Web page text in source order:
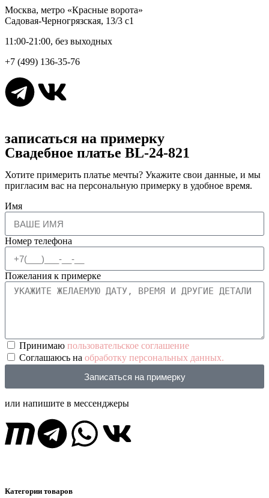
Москва, метро «Красные ворота»
Садовая-Черногрязская, 13/3 с1
11:00-21:00, без выходных
+7 (499) 136-35-76
записаться на примерку
Свадебное платье BL-24-821
Хотите примерить платье мечты? Укажите свои данные, и мы
пригласим вас на персональную примерку в удобное время.
Имя
Номер телефона
Пожелания к примерке
Принимаю пользовательское соглашение
Соглашаюсь на обработку персональных данных.
Записаться на примерку
или напишите в мессенджеры
Категории товаров